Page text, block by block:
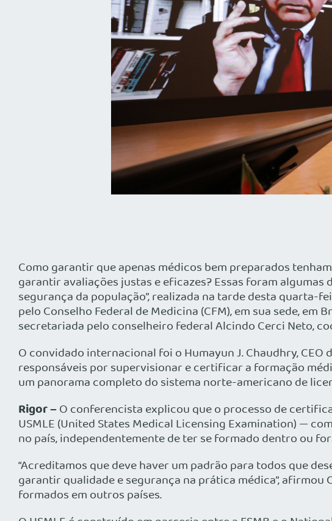
Como garantir que apenas médicos bem preparados
garantir avaliações justas e eficazes? Essas foram
segurança da população”, realizada na tarde desta quarta-
pelo Conselho Federal de Medicina (CFM), em sua sede,
secretariada pelo conselheiro federal Alcindo Cerci Neto,
O convidado internacional foi o Humayun J. Chaudhry, CEO
responsáveis por supervisionar e certificar a formação
um panorama completo do sistema norte-americano de
Rigor –O conferencista explicou que o processo de
USMLE (United States Medical Licensing Examination) —
no país, independentemente de ter se formado dentro ou
“Acreditamos que deve haver um padrão para todos que
garantir qualidade e segurança na prática médica”, afirmou
formados em outros países.